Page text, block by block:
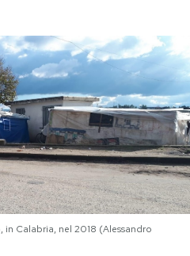
Mondiali calcio 2026
Calabria, nel 2018 (Alessandro